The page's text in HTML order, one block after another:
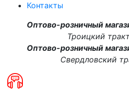
Контакты
Оптово-розничный
Троицкий
Оптово-розничный
Свердловский